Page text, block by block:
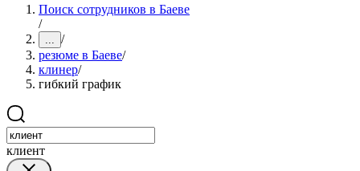
Поиск сотрудников в Баеве
/
... /
резюме в Баеве/
клинер/
гибкий график
клиент